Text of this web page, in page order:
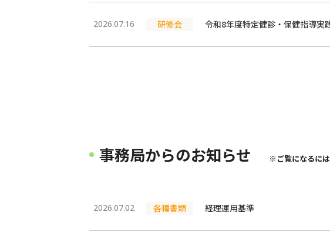
2026.07.16 研修会 令和8年度特定健診・保健指導実
事務局からのお知らせ ※ご覧になるに
2026.07.02 各種書類 経理運用基準